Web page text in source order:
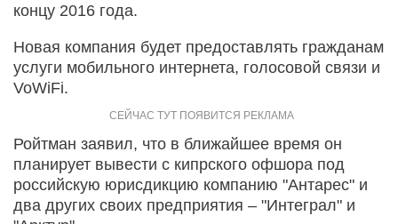
концу 2016 года.
Новая компания будет предоставлять гражданам
услуги мобильного интернета, голосовой связи и
VoWiFi.
Ройтман заявил, что в ближайшее время он
планирует вывести с кипрского офшора под
российскую юрисдикцию компанию "Антарес" и
два других своих предприятия – "Интеграл" и